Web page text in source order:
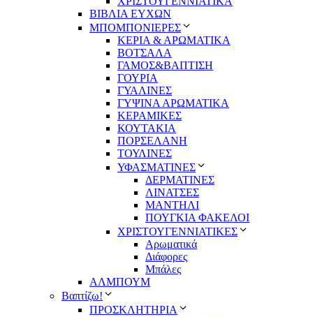
ΒΙΒΛΙΑ ΕΥΧΩΝ
ΜΠΟΜΠΟΝΙΕΡΕΣ
ΚΕΡΙΑ & ΑΡΩΜΑΤΙΚΑ
ΒΟΤΣΑΛΑ
ΓΑΜΟΣ&ΒΑΠΤΙΣΗ
ΓΟΥΡΙΑ
ΓΥΑΛΙΝΕΣ
ΓΥΨΙΝΑ ΑΡΩΜΑΤΙΚΑ
ΚΕΡΑΜΙΚΕΣ
ΚΟΥΤΑΚΙΑ
ΠΟΡΣΕΛΑΝΗ
ΤΟΥΛΙΝΕΣ
ΥΦΑΣΜΑΤΙΝΕΣ
ΔΕΡΜΑΤΙΝΕΣ
ΛΙΝΑΤΣΕΣ
ΜΑΝΤΗΛΙ
ΠΟΥΓΚΙΑ ΦΑΚΕΛΟΙ
ΧΡΙΣΤΟΥΓΕΝΝΙΑΤΙΚΕΣ
Αρωματικά
Διάφορες
Μπάλες
ΑΛΜΠΟΥΜ
Βαπτίζω!
ΠΡΟΣΚΛΗΤΗΡΙΑ